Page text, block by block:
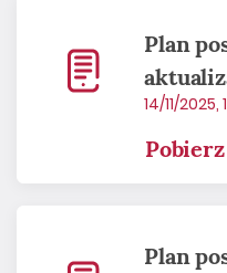
Plan
14/11/2025,
Pobierz
Plan